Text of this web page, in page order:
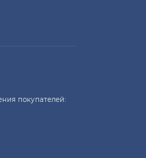
покупателей: